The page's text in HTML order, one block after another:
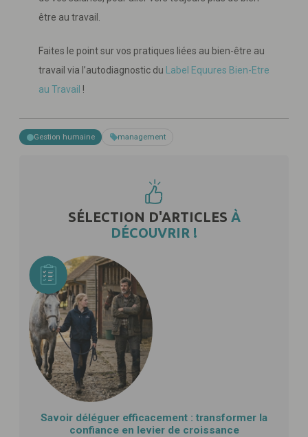
être au travail.
Faites le point sur vos pratiques liées au bien-être au
travail via l’autodiagnostic du Label Equures Bien-Etre
au Travail !
Gestion humaine management
SÉLECTION D'ARTICLES À
DÉCOUVRIR !
Savoir déléguer efficacement : transformer la
confiance en levier de croissance